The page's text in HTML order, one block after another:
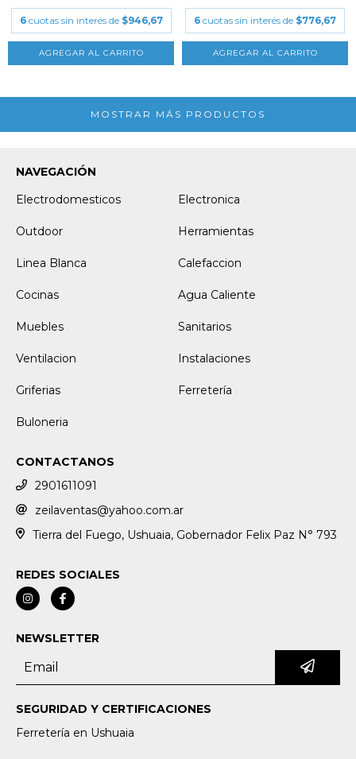
6 cuotas sin interés de $946,67 6 cuotas sin interés de $776,67
MOSTRAR MÁS PRODUCTOS
NAVEGACIÓN
Electrodomesticos
Electronica
Outdoor Herramientas
Linea Blanca Calefaccion
Cocinas Agua Caliente
Muebles Sanitarios
Ventilacion Instalaciones
Griferias Ferretería
Buloneria
CONTACTANOS
2901611091
zeilaventas@yahoo.com.ar
Tierra del Fuego, Ushuaia, Gobernador Felix Paz N° 793
REDES SOCIALES
NEWSLETTER
SEGURIDAD Y CERTIFICACIONES
Ferretería en Ushuaia